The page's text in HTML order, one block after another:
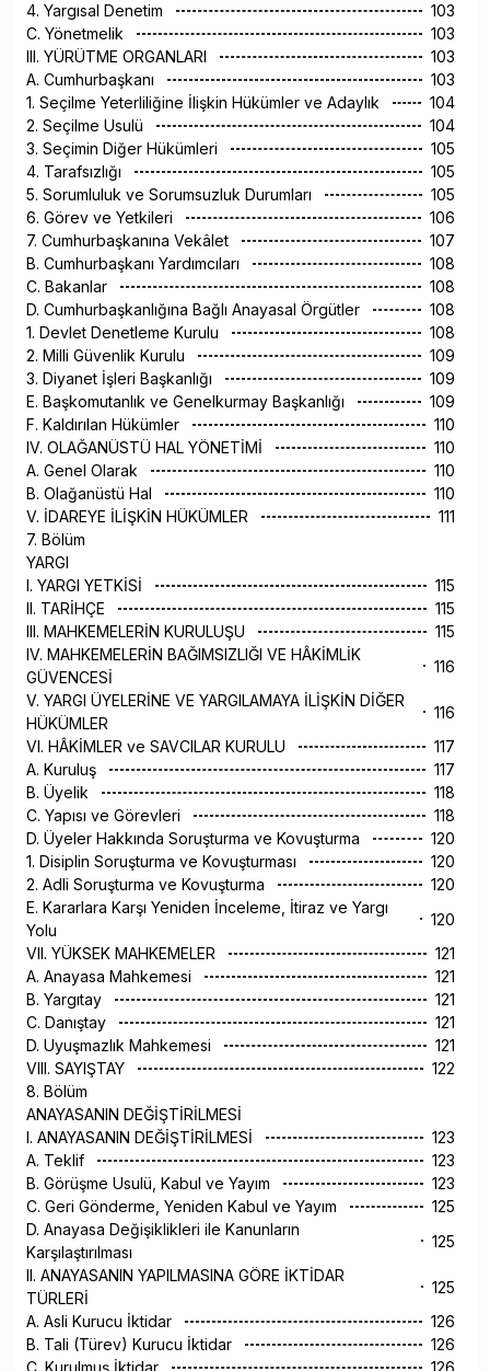
4. Yargısal Denetim
103
C. Yönetmelik
103
III. YÜRÜTME ORGANLARI
103
A. Cumhurbaşkanı
103
1. Seçilme Yeterliliğine İlişkin Hükümler ve Adaylık
104
2. Seçilme Usulü
104
3. Seçimin Diğer Hükümleri
105
4. Tarafsızlığı
105
5. Sorumluluk ve Sorumsuzluk Durumları
105
6. Görev ve Yetkileri
106
7. Cumhurbaşkanına Vekâlet
107
B. Cumhurbaşkanı Yardımcıları
108
C. Bakanlar
108
D. Cumhurbaşkanlığına Bağlı Anayasal Örgütler
108
1. Devlet Denetleme Kurulu
108
2. Milli Güvenlik Kurulu
109
3. Diyanet İşleri Başkanlığı
109
E. Başkomutanlık ve Genelkurmay Başkanlığı
109
F. Kaldırılan Hükümler
110
IV. OLAĞANÜSTÜ HAL YÖNETİMİ
110
A. Genel Olarak
110
B. Olağanüstü Hal
110
V. İDAREYE İLİŞKİN HÜKÜMLER
111
7. Bölüm
YARGI
I. YARGI YETKİSİ
115
II. TARİHÇE
115
III. MAHKEMELERİN KURULUŞU
115
IV. MAHKEMELERİN BAĞIMSIZLIĞI VE HÂKİMLİK
GÜVENCESİ
116
V. YARGI ÜYELERİNE VE YARGILAMAYA İLİŞKİN DİĞER
HÜKÜMLER
116
VI. HÂKİMLER ve SAVCILAR KURULU
117
A. Kuruluş
117
B. Üyelik
118
C. Yapısı ve Görevleri
118
D. Üyeler Hakkında Soruşturma ve Kovuşturma
120
1. Disiplin Soruşturma ve Kovuşturması
120
2. Adli Soruşturma ve Kovuşturma
120
E. Kararlara Karşı Yeniden İnceleme, İtiraz ve Yargı
Yolu
120
VII. YÜKSEK MAHKEMELER
121
A. Anayasa Mahkemesi
121
B. Yargıtay
121
C. Danıştay
121
D. Uyuşmazlık Mahkemesi
121
VIII. SAYIŞTAY
122
8. Bölüm
ANAYASANIN DEĞİŞTİRİLMESİ
I. ANAYASANIN DEĞİŞTİRİLMESİ
123
A. Teklif
123
B. Görüşme Usulü, Kabul ve Yayım
123
C. Geri Gönderme, Yeniden Kabul ve Yayım
125
D. Anayasa Değişiklikleri ile Kanunların
Karşılaştırılması
125
II. ANAYASANIN YAPILMASINA GÖRE İKTİDAR
TÜRLERİ
125
A. Asli Kurucu İktidar
126
B. Tali (Türev) Kurucu İktidar
126